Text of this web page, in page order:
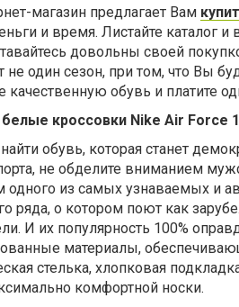
магазин предлагает Вам
и время. Листайте каталог
довольны своей
не один сезон, при том, что Вы
качественную обувь и платите
кроссовки Nike Air Force
обувь, которая станет
не обделите вниманием
одного из самых узнаваемых и
ряда, о котором поют как
И их популярность 100%
материалы,
стелька, хлопковая
комфортной носки.